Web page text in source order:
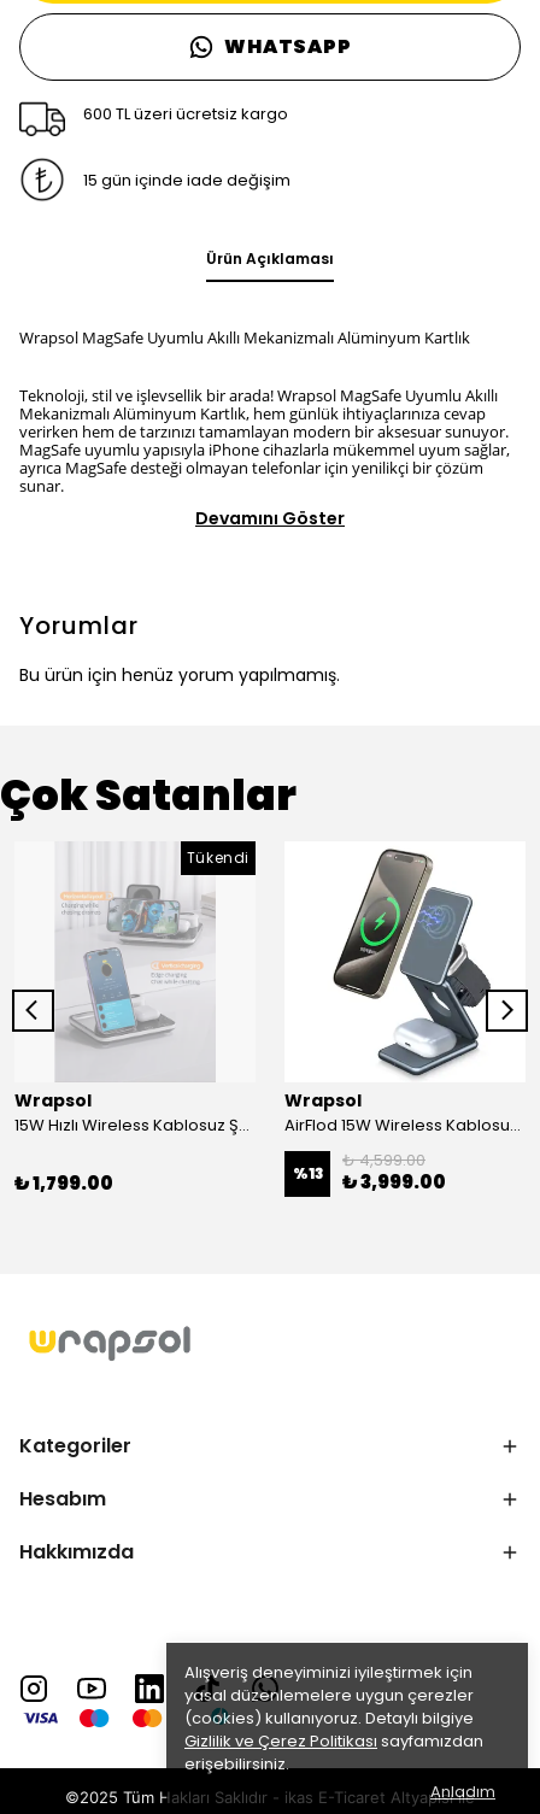
Alışveriş deneyiminizi iyileştirmek için
yasal düzenlemelere uygun çerezler
(cookies) kullanıyoruz. Detaylı bilgiye
Gizlilik ve Çerez Politikası sayfamızdan
erişebilirsiniz.
Anladım
WHATSAPP
600 TL üzeri ücretsiz kargo
15 gün içinde iade değişim
Ürün Açıklaması
Wrapsol MagSafe Uyumlu Akıllı Mekanizmalı Alüminyum Kartlık
Teknoloji, stil ve işlevsellik bir arada! Wrapsol MagSafe Uyumlu Akıllı
Mekanizmalı Alüminyum Kartlık, hem günlük ihtiyaçlarınıza cevap
verirken hem de tarzınızı tamamlayan modern bir aksesuar sunuyor.
MagSafe uyumlu yapısıyla iPhone cihazlarla mükemmel uyum sağlar,
ayrıca MagSafe desteği olmayan telefonlar için yenilikçi bir çözüm
sunar.
Devamını Göster
Yorumlar
Bu ürün için henüz yorum yapılmamış.
Çok Satanlar
Tükendi
Wrapsol
15W Hızlı Wireless Kablosuz Şarj Standı 4 in 1 Masaüstü İstasyon -iPhone-android-watch-airpods Uyumlu
₺ 1,799.00
Wrapsol
AirFlod 15W Wireless Kablosuz Şarj Standı Alüminyum Katlanabilir 3in1 iPhone-android-watch-airpods
%13
₺ 4,599.00
₺ 3,999.00
Kategoriler
Hesabım
Hakkımızda
©2025 Tüm Hakları Saklıdır - ikas E-Ticaret Altyapısı ile